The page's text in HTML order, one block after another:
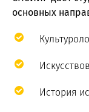
основных
История